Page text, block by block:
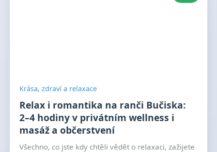
Krása, zdraví a relaxace
Relax i romantika na ranči Bučiska:
2–4 hodiny v privátním wellness i
masáž a občerstvení
Všechno, co jste kdy chtěli vědět o relaxaci, zažijete